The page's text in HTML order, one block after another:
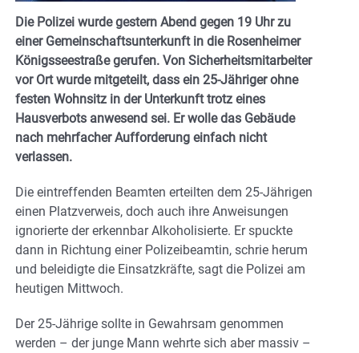
Die Polizei wurde gestern Abend gegen 19 Uhr zu
einer Gemeinschaftsunterkunft in die Rosenheimer
Königsseestraße gerufen. Von Sicherheitsmitarbeiter
vor Ort wurde mitgeteilt, dass ein 25-Jähriger ohne
festen Wohnsitz in der Unterkunft trotz eines
Hausverbots anwesend sei. Er wolle das Gebäude
nach mehrfacher Aufforderung einfach nicht
verlassen.
Die eintreffenden Beamten erteilten dem 25-Jährigen
einen Platzverweis, doch auch ihre Anweisungen
ignorierte der erkennbar Alkoholisierte. Er spuckte
dann in Richtung einer Polizeibeamtin, schrie herum
und beleidigte die Einsatzkräfte, sagt die Polizei am
heutigen Mittwoch.
Der 25-Jährige sollte in Gewahrsam genommen
werden – der junge Mann wehrte sich aber massiv –